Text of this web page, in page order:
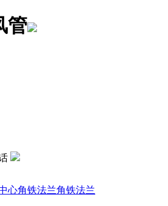
心角铁法兰角铁法兰